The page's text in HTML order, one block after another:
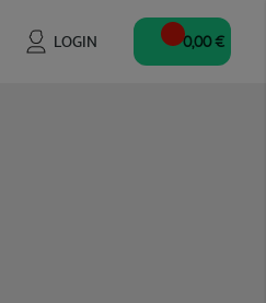
LOGIN 0,00 €